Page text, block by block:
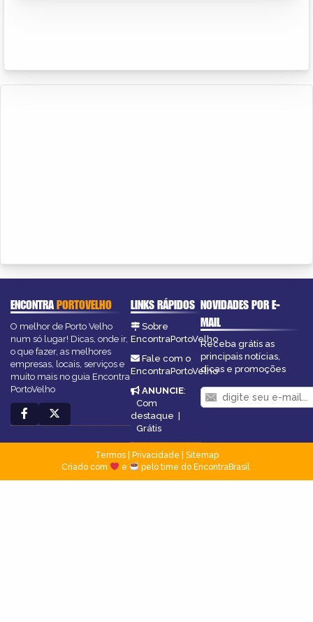
ENCONTRAPORTOVELHO
O melhor de Porto Velho
num só lugar! Dicas, onde ir,
o que fazer, as melhores
empresas, locais, serviços e
muito mais no guia Encontra
PortoVelho
LINKS RÁPIDOS
Sobre
EncontraPortoVelho
Fale com o
EncontraPortoVelho
ANUNCIE:
Com
destaque |
Grátis
NOVIDADES POR E-
MAIL
Receba grátis as
principais notícias,
dicas e promoções
Termos| Privacidade
Sitemap
Criado com
e pelo time do EncontraBrasil